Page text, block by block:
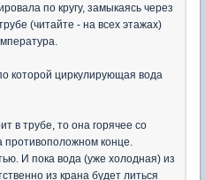
по кругу, замыкаясь через
(читайте - на всех этажах)
которой циркулирующая вода
в трубе, то она горячее со
конце.
И пока вода (уже холодная) из
из крана будет литься